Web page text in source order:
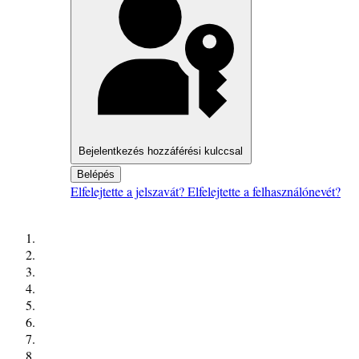
Bejelentkezés hozzáférési kulccsal
Belépés
Elfelejtette a jelszavát?Elfelejtette a felhasználónevét?